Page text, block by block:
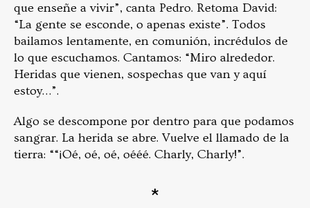
que enseñe a vivir”, canta Pedro. Retoma David:
“La gente se esconde, o apenas existe”. Todos
bailamos lentamente, en comunión, incrédulos de
lo que escuchamos. Cantamos: “Miro alrededor.
Heridas que vienen, sospechas que van y aquí
estoy…”.
Algo se descompone por dentro para que podamos
sangrar. La herida se abre. Vuelve el llamado de la
tierra: ““¡Oé, oé, oé, oééé. Charly, Charly!”.
*